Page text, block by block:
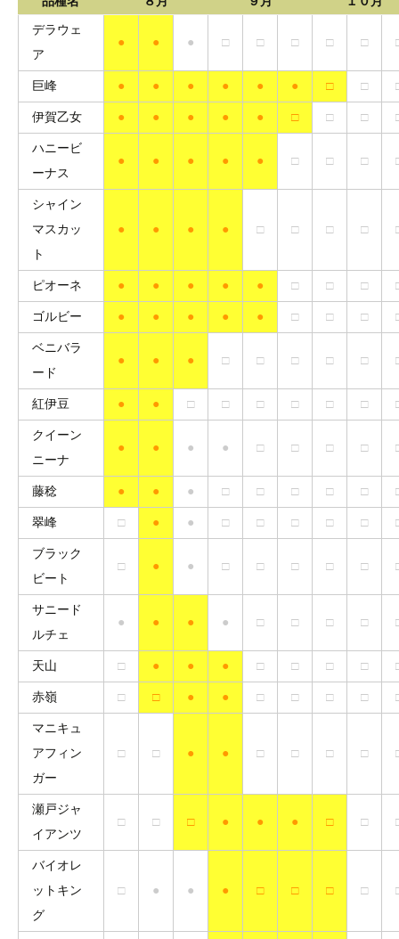
デラウェ
ア
● ● ● □ □ □ □ □
巨峰 ● ● ● ● ● ● □ □
伊賀乙女 ● ● ● ● ● □ □ □
ハニービ
ーナス
● ● ● ● ● □ □ □
シャイン
マスカッ
ト
● ● ● ● □ □ □ □
ピオーネ ● ● ● ● ● □ □ □
ゴルビー ● ● ● ● ● □ □ □
ベニバラ
ード
● ● ● □ □ □ □ □
紅伊豆 ● ● □ □ □ □ □ □
クイーン
ニーナ
● ● ● ● □ □ □ □
藤稔 ● ● ● □ □ □ □ □
翠峰 □ ● ● □ □ □ □ □
ブラック
ビート
□ ● ● □ □ □ □ □
サニード
ルチェ
● ● ● ● □ □ □ □
天山 □ ● ● ● □ □ □ □
赤嶺 □ □ ● ● □ □ □ □
マニキュ
アフィン
ガー
□ □ ● ● □ □ □ □
瀬戸ジャ
イアンツ
□ □ □ ● ● ● □ □
バイオレ
ットキン
グ
□ ● ● ● □ □ □ □